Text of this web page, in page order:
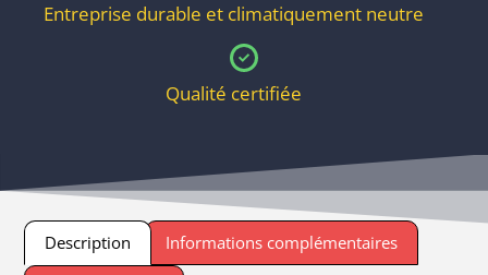
Entreprise durable et climatiquement neutre
Qualité certifiée
Description Informations complémentaires